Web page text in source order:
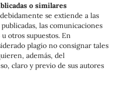
o similares
se extiende a las
las comunicaciones
otros supuestos. En
plagio no consignar tales
además, del
claro y previo de sus autores